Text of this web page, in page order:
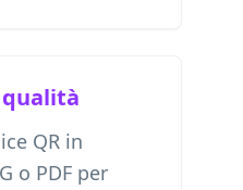
QR in
o PDF per